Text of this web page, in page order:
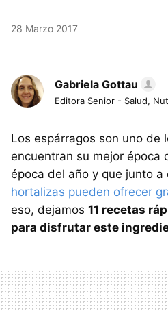
28 Marzo 2017
Gabriela Gottau
Editora Senior - Salud,
Los espárragos son uno de
encuentran su mejor época
época del año y que junto a
hortalizas pueden ofrecer
eso, dejamos 11 recetas
para disfrutar este